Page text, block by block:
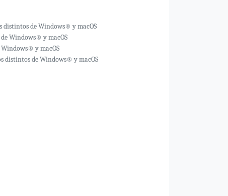
distintos de Windows® y macOS
Windows® y macOS
y macOS
distintos de Windows® y macOS